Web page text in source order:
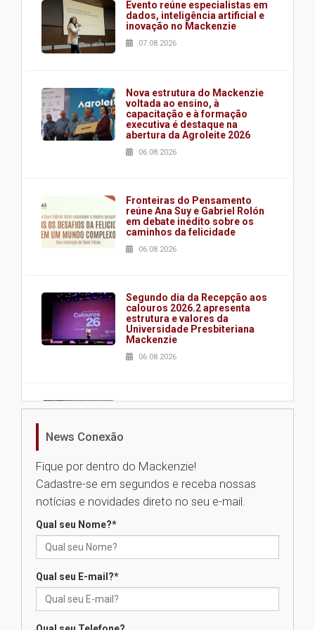
Evento reúne especialistas em
dados, inteligência artificial e
inovação no Mackenzie
07.08.2026
Nova estrutura do Mackenzie
voltada ao ensino, à
capacitação e à formação
executiva é destaque na
abertura da Agroleite 2026
06.08.2026
Fronteiras do Pensamento
reúne Ana Suy e Gabriel Rolón
em debate inédito sobre os
caminhos da felicidade
06.08.2026
Segundo dia da Recepção aos
calouros 2026.2 apresenta
estrutura e valores da
Universidade Presbiteriana
Mackenzie
06.08.2026
Nova apresentação do Centro
Universidade Mackenzie
realizará nova edição da Feira
das novas tecnologias em
News Conexão
Fique por dentro do Mackenzie!
Cadastre-se em segundos e receba nossas
notícias e novidades direto no seu e-mail.
Qual seu Nome?*
Qual seu E-mail?*